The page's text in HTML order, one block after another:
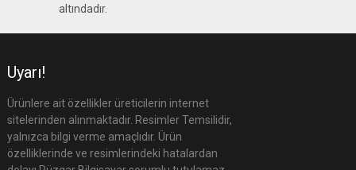
altındadır.
Uyarı!
Ürünlere ait özellikler üreticilerin internet
sitelerinden alınmaktadır. Resimler Temsilidir,
yalnızca bilgi verme amaçlıdır. Ürün
özelliklerinde ve resimlerindeki hatalardan